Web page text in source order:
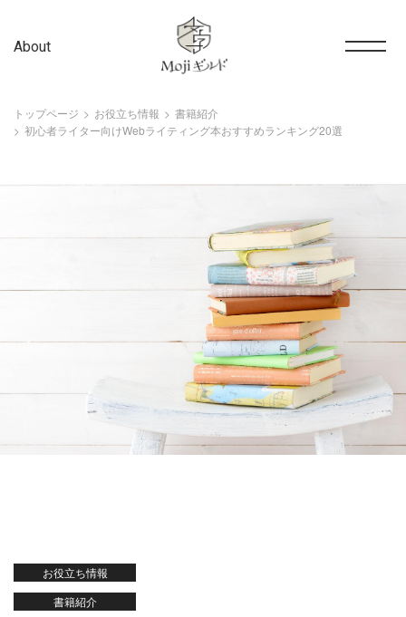
About
トップページ お役立ち情報
書籍紹介
初心者ライター向けWebライティング本おすすめランキング20選
お役立ち情報
書籍紹介